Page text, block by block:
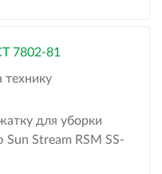
7802-81
технику
для уборки
Stream RSM SS-